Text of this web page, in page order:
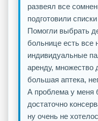
развеял все
подготовили
Помогли выбрать
больнице есть все
индивидуальные
аренду, множество
большая аптека,
А проблема у меня
достаточно
ну очень не